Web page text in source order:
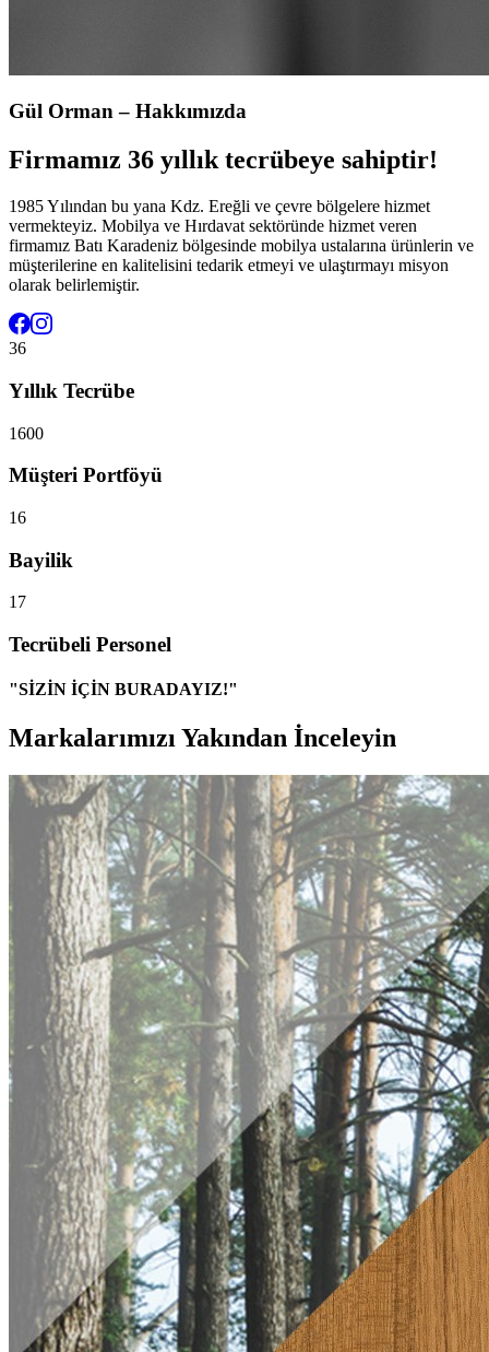
Gül Orman – Hakkımızda
Firmamız 36 yıllık tecrübeye sahiptir!
1985 Yılından bu yana Kdz. Ereğli ve çevre bölgelere hizmet
vermekteyiz. Mobilya ve Hırdavat sektöründe hizmet veren
firmamız Batı Karadeniz bölgesinde mobilya ustalarına ürünlerin ve
müşterilerine en kalitelisini tedarik etmeyi ve ulaştırmayı misyon
olarak belirlemiştir.
36
Yıllık Tecrübe
1600
Müşteri Portföyü
16
Bayilik
17
Tecrübeli Personel
"SİZİN İÇİN BURADAYIZ!"
Markalarımızı Yakından İnceleyin